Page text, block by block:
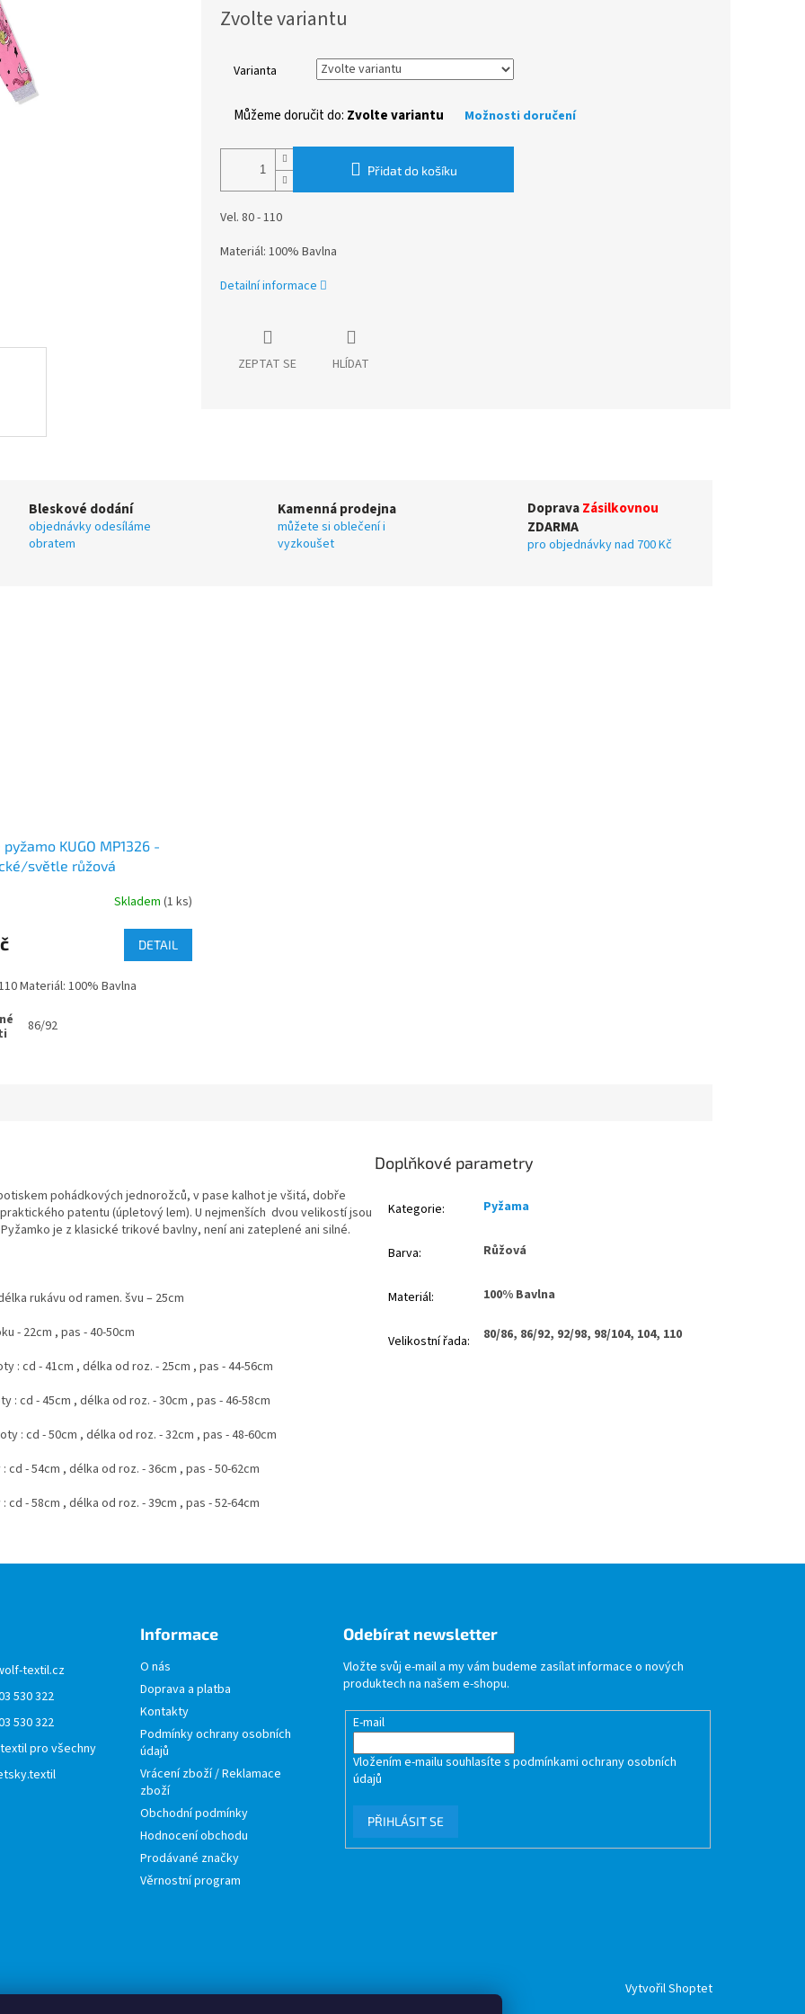
cena:
Zvolte variantu
Varianta
Můžeme doručit do: Zvolte variantu Možnosti doručení
Přidat do košíku
Vel. 80 - 110
Materiál: 100% Bavlna
Detailní informace
ZEPTAT SE HLÍDAT
Bleskové dodání
objednávky odesíláme
obratem
Kamenná prodejna
můžete si oblečení i
vyzkoušet
DopravaZásilkovnou
ZDARMA
pro objednávky nad 700 Kč
KUGO MP1326 -
světle růžová
Skladem (1 ks)
DETAIL
Materiál: 100% Bavlna
86/92
pohádkových jednorožců, v pase kalhot je všitá, dobře
patentu (úpletový lem). U nejmenších dvou velikostí jsou
je z klasické trikové bavlny, není ani zateplené ani silné.
rukávu od ramen. švu – 25cm
, pas - 40-50cm
: cd - 41cm , délka od roz. - 25cm , pas - 44-56cm
: cd - 45cm , délka od roz. - 30cm , pas - 46-58cm
: cd - 50cm , délka od roz. - 32cm , pas - 48-60cm
- 54cm , délka od roz. - 36cm , pas - 50-62cm
- 58cm , délka od roz. - 39cm , pas - 52-64cm
Doplňkové parametry
Kategorie: Pyžama
Barva: Růžová
Materiál: 100% Bavlna
Velikostní řada: 80/86, 86/92, 92/98, 98/104, 104, 110
textil.cz
530 322
530 322
pro všechny
Informace
O nás
Doprava a platba
Kontakty
Podmínky ochrany osobních
údajů
Vrácení zboží / Reklamace
zboží
Obchodní podmínky
Hodnocení obchodu
Prodávané značky
Věrnostní program
Odebírat newsletter
Vložte svůj e-mail a my vám budeme zasílat informace o nových
produktech na našem e-shopu.
E-mail
Vložením e-mailu souhlasíte spodmínkami ochrany osobních
údajů
PŘIHLÁSIT SE
Vytvořil Shoptet